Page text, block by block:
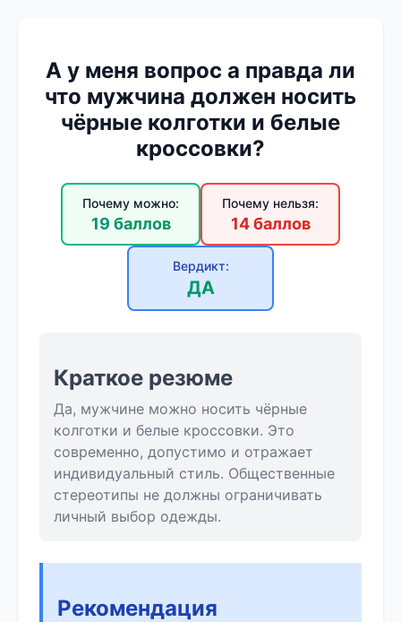
А у меня вопрос а правда ли
что мужчина должен носить
чёрные колготки и белые
кроссовки?
Почему можно:
19 баллов
Почему нельзя:
14 баллов
Вердикт:
ДА
Краткое резюме
Да, мужчине можно носить чёрные
колготки и белые кроссовки. Это
современно, допустимо и отражает
индивидуальный стиль. Общественные
стереотипы не должны ограничивать
личный выбор одежды.
Рекомендация